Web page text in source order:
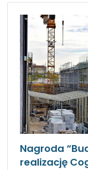
Nagroda
realizację